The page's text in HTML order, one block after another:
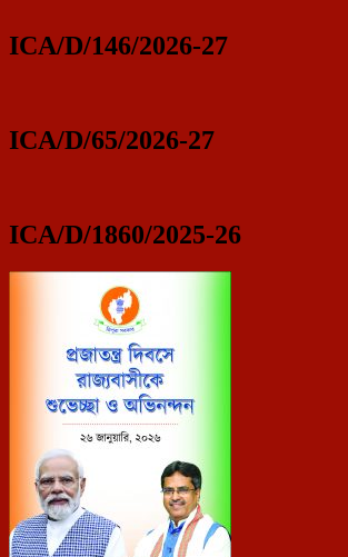
ICA/D/146/2026-27
ICA/D/65/2026-27
ICA/D/1860/2025-26